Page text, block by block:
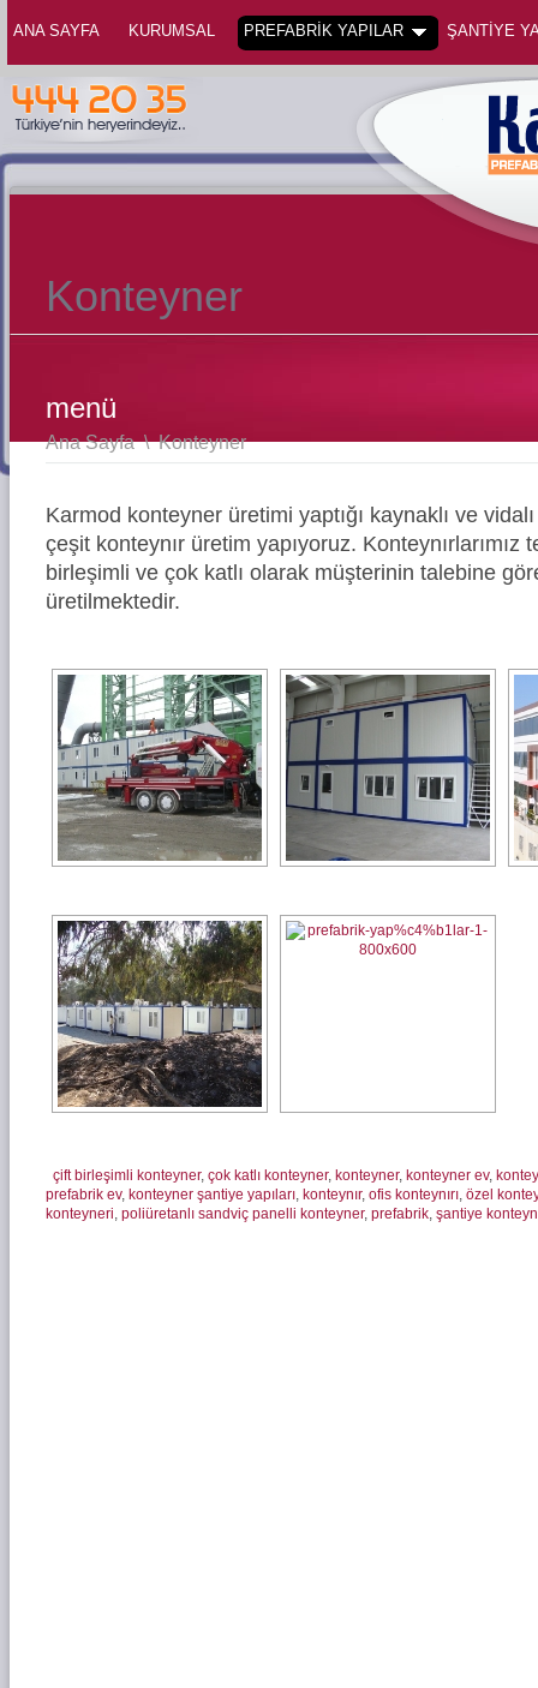
ANA SAYFA KURUMSAL PREFABRİK YAPILAR ŞANTİYE
Konteyner
menü
Ana Sayfa \Konteyner
Karmod konteyner üretimi yaptığı kaynaklı ve
çeşit konteynır üretim yapıyoruz. Konteynırlarımız
birleşimli ve çok katlı olarak müşterinin talebine
üretilmektedir.
çift birleşimli konteyner, çok katlı konteyner, konteyner, konteyner ev,
prefabrik ev, konteyner şantiye yapıları, konteynır, ofis konteynırı, özel
konteyneri, poliüretanlı sandviç panelli konteyner, prefabrik, şantiye